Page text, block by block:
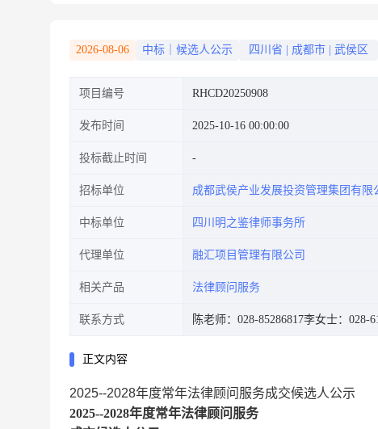
2026-08-06 中标｜候选人公示 四川省 成都市 武侯区
项目编号 RHCD20250908
发布时间 2025-10-16 00:00:00
投标截止时间
招标单位 成都武侯产业发展投资管理集团有限
中标单位 四川明之鉴律师事务所
代理单位 融汇项目管理有限公司
相关产品 法律顾问服务
联系方式 陈老师：028-85286817李女士：028-
正文内容
2025--2028年度常年法律顾问服务成交候选人公示
2025--2028年度常年法律顾问服务